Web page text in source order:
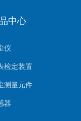
中心
仪
检定装置
测量元件
器